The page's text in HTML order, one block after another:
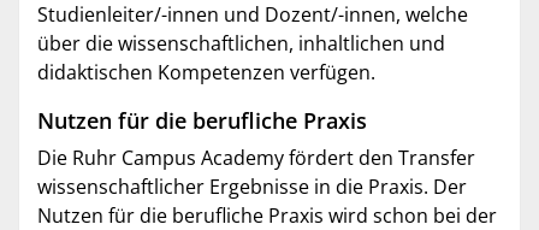
Studienleiter/-innen und Dozent/-innen, welche
über die wissenschaftlichen, inhaltlichen und
didaktischen Kompetenzen verfügen.
Nutzen für die berufliche Praxis
Die Ruhr Campus Academy fördert den Transfer
wissenschaftlicher Ergebnisse in die Praxis. Der
Nutzen für die berufliche Praxis wird schon bei der